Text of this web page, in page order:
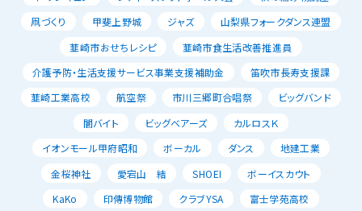
凧づくり
甲斐上野城 ジャズ
山梨県フォークダンス連盟
韮崎市おせちレシピ
韮崎市食生活改善推進員
介護予防・生活支援サービス事業支援補助金
笛吹市長寿支援課
韮崎工業高校
航空祭 市川三郷町合唱祭
ビッグバンド
闇バイト
ビッグベアーズ
カルロスＫ
イオンモール甲府昭和
ボーカル ダンス
地建工業
金桜神社
愛宕山 結 SHOEI
ボーイスカウト
KaKo
印傳博物館 クラブYSA
富士学苑高校